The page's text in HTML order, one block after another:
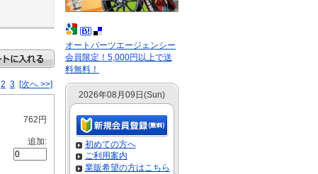
2 3 [次へ >>]
762円
追加:
オートパーツエージェンシー
会員限定！5,000円以上で送
料無料！
2026年08月09日(Sun)
初めての方へ
ご利用案内
業販希望の方はこちら